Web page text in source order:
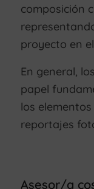
composición
proyecto en
En general,
papel
los
reportajes
Asesor/a